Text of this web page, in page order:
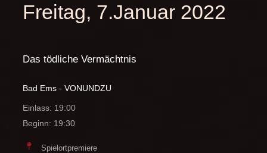
Freitag, 7.Januar 2022
Das tödliche Vermächtnis
Bad Ems - VONUNDZU
Einlass: 19:00
Beginn: 19:30
Spielortpremiere